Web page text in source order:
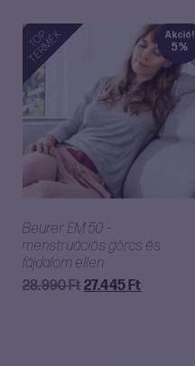
TOP
TERMÉK Akció!
5%
Beurer EM 50 –
menstruációs görcs és
fájdalom ellen
28.990FtOriginal
27.445FtCurrent